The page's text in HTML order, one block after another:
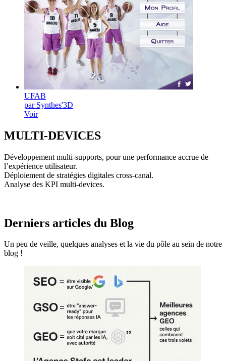
UFAB
par Synthes'3D
Voir
MULTI-DEVICES
Développement multi-supports, pour une performance accrue de
l’expérience utilisateur.
Déploiement de stratégies digitales cross-canal.
Analyse des KPI multi-devices.
Derniers articles du Blog
Un peu de veille, quelques analyses et la vie du pôle au sein de notre
blog !